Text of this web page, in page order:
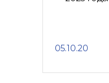
05.10.20